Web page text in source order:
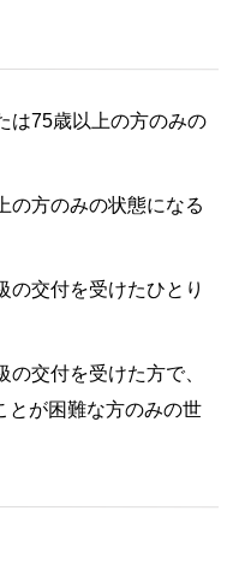
は75歳以上の方のみの
の方のみの状態になる
の交付を受けたひとり
交付を受けた方で、
とが困難な方のみの世